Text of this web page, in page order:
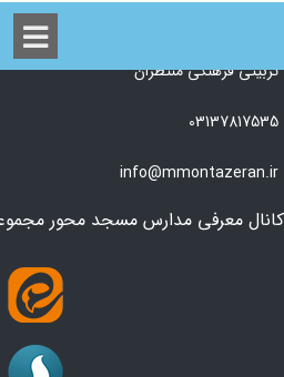
اصفهان، ابتدای اتوبان ذوب آهن،
تربیتی فرهنگی منتظران
03137817535
info@mmontazeran.ir
کانال معرفی مدارس مسجد محور